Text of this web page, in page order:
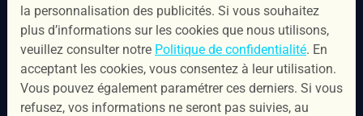
PLAN D’ACCÈS
NOS HORAIRES
la personnalisation des publicités. Si vous souhaitez
plus d’informations sur les cookies que nous utilisons,
veuillez consulter notre Politique de confidentialité. En
acceptant les cookies, vous consentez à leur utilisation.
Vous pouvez également paramétrer ces derniers. Si vous
refusez, vos informations ne seront pas suivies, au